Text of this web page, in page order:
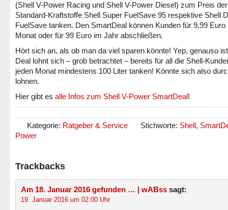
(Shell V-Power Racing und Shell V-Power Diesel) zum Preis der
Standard-Kraftstoffe Shell Super FuelSave 95 respektive Shell
FuelSave tanken. Den SmartDeal können Kunden für 9,99 Euro
Monat oder für 99 Euro im Jahr abschließen.
Hört sich an, als ob man da viel sparen könnte! Yep, genauso
Deal lohnt sich – grob betrachtet – bereits für all die Shell-
jeden Monat mindestens 100 Liter tanken! Könnte sich also
lohnen.
Hier gibt es alle Infos zum Shell V-Power SmartDeal!
Kategorie: Ratgeber & Service Stichworte: Shell,
Power
Trackbacks
Am 18. Januar 2016 gefunden … | wABss sagt:
19. Januar 2016 um 02:00 Uhr